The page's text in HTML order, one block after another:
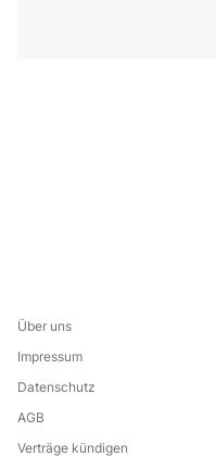
Über uns
Impressum
Datenschutz
AGB
Verträge kündigen